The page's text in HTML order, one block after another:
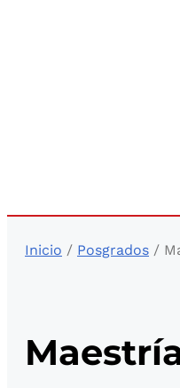
Inicio / Posgrados /